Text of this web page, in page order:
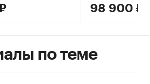
98 900 ₽
по теме